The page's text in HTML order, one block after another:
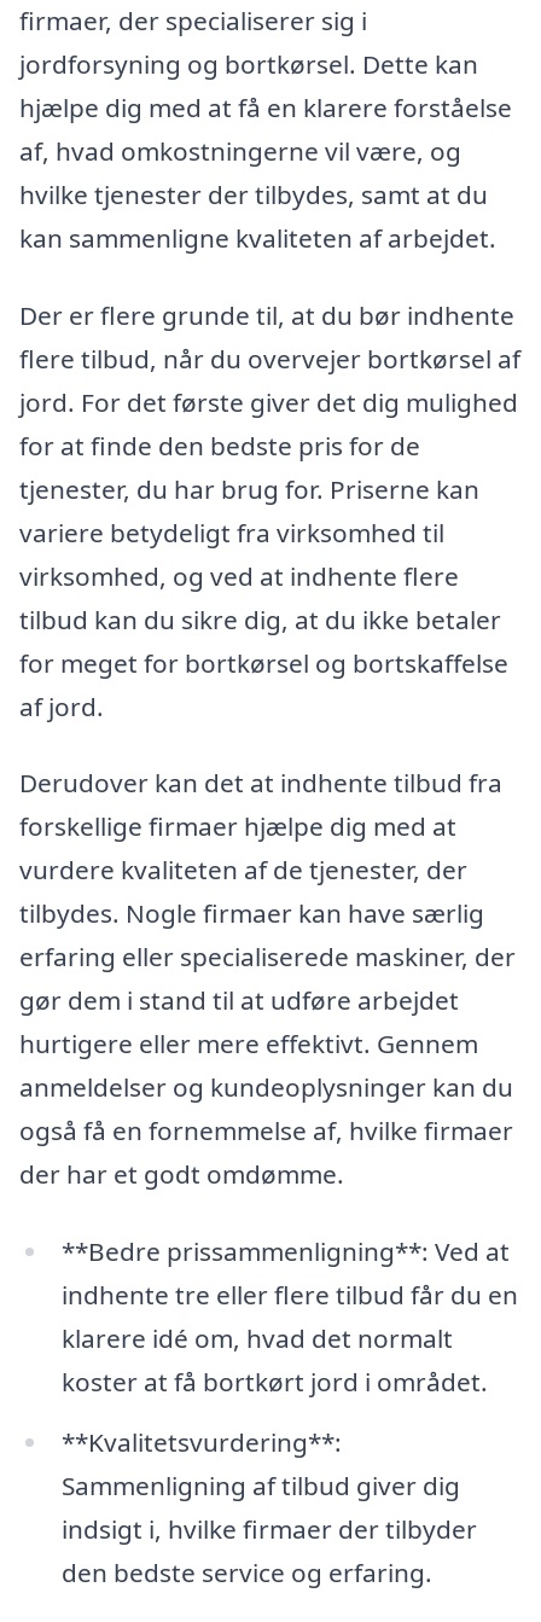
firmaer, der specialiserer sig i
jordforsyning og bortkørsel. Dette kan
hjælpe dig med at få en klarere forståelse
af, hvad omkostningerne vil være, og
hvilke tjenester der tilbydes, samt at du
kan sammenligne kvaliteten af arbejdet.
Der er flere grunde til, at du bør indhente
flere tilbud, når du overvejer bortkørsel af
jord. For det første giver det dig mulighed
for at finde den bedste pris for de
tjenester, du har brug for. Priserne kan
variere betydeligt fra virksomhed til
virksomhed, og ved at indhente flere
tilbud kan du sikre dig, at du ikke betaler
for meget for bortkørsel og bortskaffelse
af jord.
Derudover kan det at indhente tilbud fra
forskellige firmaer hjælpe dig med at
vurdere kvaliteten af de tjenester, der
tilbydes. Nogle firmaer kan have særlig
erfaring eller specialiserede maskiner, der
gør dem i stand til at udføre arbejdet
hurtigere eller mere effektivt. Gennem
anmeldelser og kundeoplysninger kan du
også få en fornemmelse af, hvilke firmaer
der har et godt omdømme.
**Bedre prissammenligning**: Ved at
indhente tre eller flere tilbud får du en
klarere idé om, hvad det normalt
koster at få bortkørt jord i området.
**Kvalitetsvurdering**:
Sammenligning af tilbud giver dig
indsigt i, hvilke firmaer der tilbyder
den bedste service og erfaring.